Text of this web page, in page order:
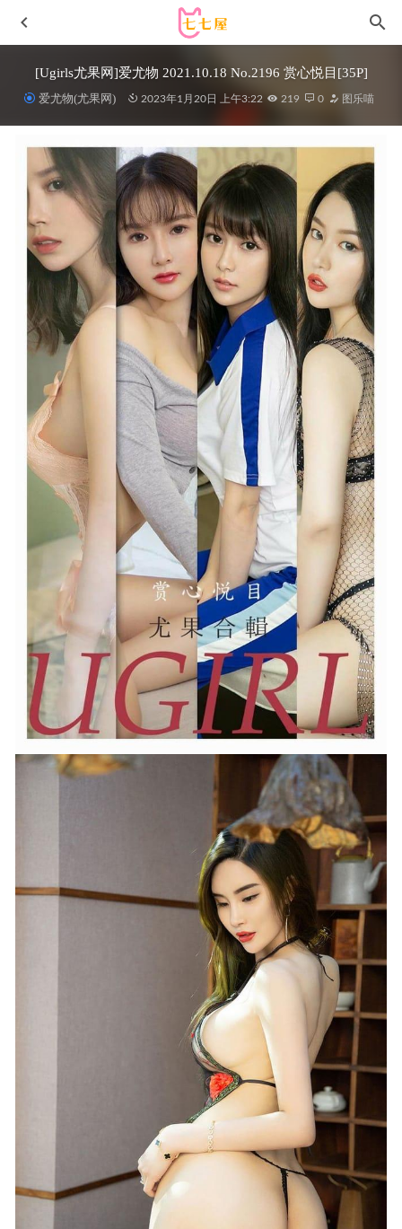
[Ugirls尤果网]爱尤物 2021.10.18 No.2196 赏心悦目[35P]
爱尤物(尤果网) 2023年1月20日 上午3:22 219 0 图乐喵
[Xiuren秀人网]2023.12.07 NO.7778 陆萱萱[80+1P/682MB]
2024-04-29
雨波_HaneAme – NO.276 Original Hibiscu – 冲绳扶桑花[28P-
161M]
2023-09-08
鱼子酱Fish – NO.240 紫丝 [120P-1.32GB]
2025-12-18
[Xiuren秀人网]2024.09.13 NO.9152 柚柚小奶瓶
[64+1P/589MB]
2025-02-19
神沢永莉 NO.13 厨房短款女仆 [39P-156M]
2024-01-07